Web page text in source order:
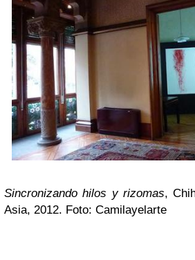
Sincronizando hilos y rizomas,
Asia, 2012. Foto: Camilayelarte